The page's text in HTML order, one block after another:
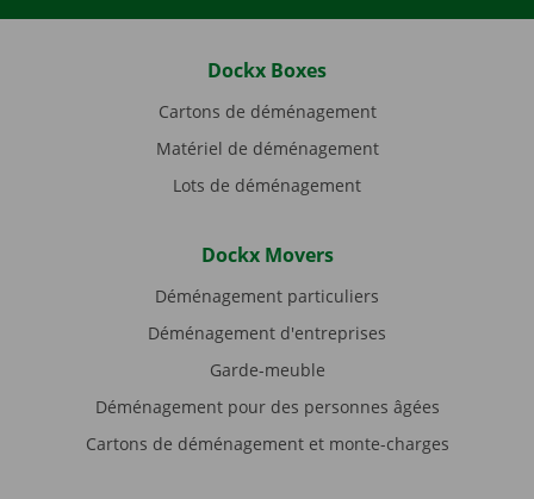
Dockx Boxes
Cartons de déménagement
Matériel de déménagement
Lots de déménagement
Dockx Movers
Déménagement particuliers
Déménagement d'entreprises
Garde-meuble
Déménagement pour des personnes âgées
Cartons de déménagement et monte-charges